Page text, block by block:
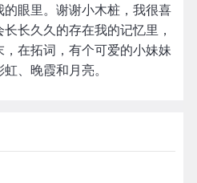
眼里。谢谢小木桩，我很喜
长久久的存在我的记忆里，
，在拓词，有个可爱的小妹妹
、晚霞和月亮。